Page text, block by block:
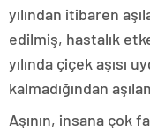
yılından itibaren
edilmiş, hastalık
yılında çiçek aşısı
kalmadığından
Aşının, insana çok